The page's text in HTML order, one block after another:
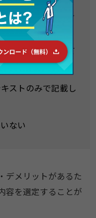
再現手順を網羅し
網羅して記載して
ストのみで記載し
ない
デメリットがあるた
容を選定することが